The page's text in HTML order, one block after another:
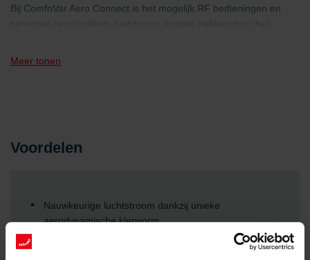
Bij ComfoVar Aero Connect is het mogelijk RF bedieningen en
Meer tonen
Voordelen
Nauwkeurige luchtstroom dankzij unieke
aerodynamische klepvorm
Onderhoudsarme klepmodules: de druppelvorm